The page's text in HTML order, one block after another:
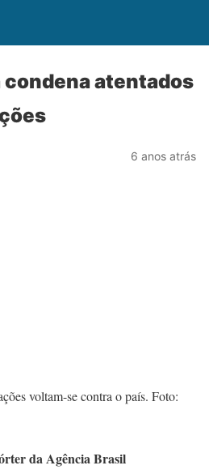
condena atentados
6 anos atrás
voltam-se contra o país. Foto:
da Agência Brasil